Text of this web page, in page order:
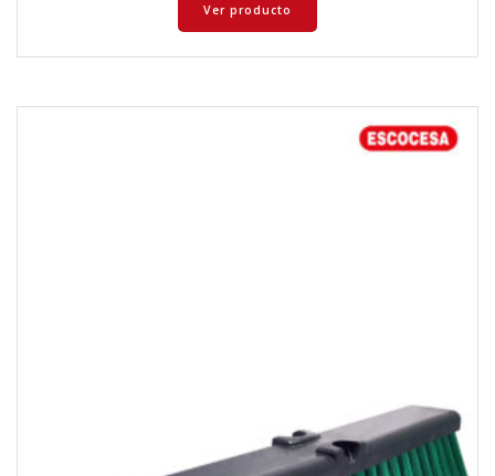
Ver producto